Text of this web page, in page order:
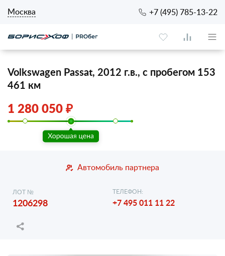
Москва +7 (495) 785-13-22
Volkswagen Passat, 2012 г.в., с пробегом 153
461 км
1 280 050 ₽
Автомобиль партнера
ЛОТ №
1206298
ТЕЛЕФОН:
+7 495 011 11 22